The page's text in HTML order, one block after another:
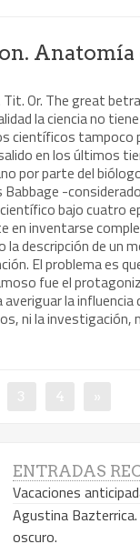
Or. The great
la ciencia no
científicos
en los últimos
por parte del
Babbage -
bajo cuatro
en inventarse
descripción de un
El problema es
fue el
la influencia
ni la investigación,
ENTRADAS
Vacaciones
Agustina
oscuro.